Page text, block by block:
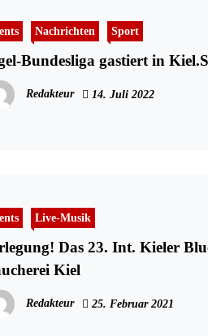
Nachrichten Sport
Bundesliga gastiert in
Redakteur 14. Juli 2022
Live-Musik
Das 23. Int. Kieler
Kiel
Redakteur 25. Februar 2021